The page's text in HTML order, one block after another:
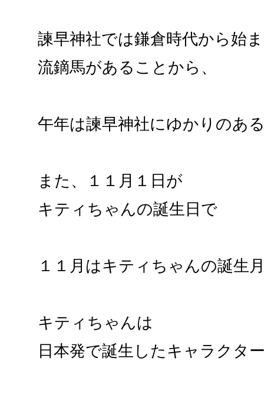
諫早神社では鎌倉時代から始
流鏑馬があることから、
午年は諫早神社にゆかりのあ
また、１１月１日が
キティちゃんの誕生日で
１１月はキティちゃんの誕生
キティちゃんは
日本発で誕生したキャラクタ